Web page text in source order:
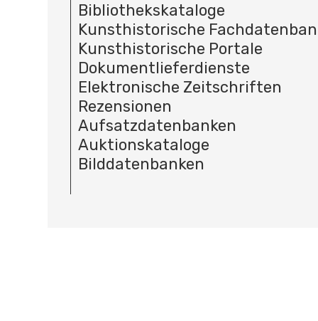
Bibliothekskataloge
Kunsthistorische
Kunsthistorische Portale
Dokumentlieferdienste
Elektronische Zeitschriften
Rezensionen
Aufsatzdatenbanken
Auktionskataloge
Bilddatenbanken